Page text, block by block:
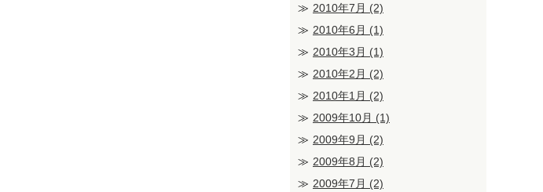
2010年7月 (2)
2010年6月 (1)
2010年3月 (1)
2010年2月 (2)
2010年1月 (2)
2009年10月 (1)
2009年9月 (2)
2009年8月 (2)
2009年7月 (2)